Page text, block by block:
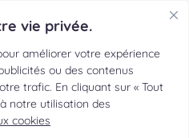
vie privée.
améliorer votre expérience
ou des contenus
trafic. En cliquant sur « Tout
notre utilisation des
cookies